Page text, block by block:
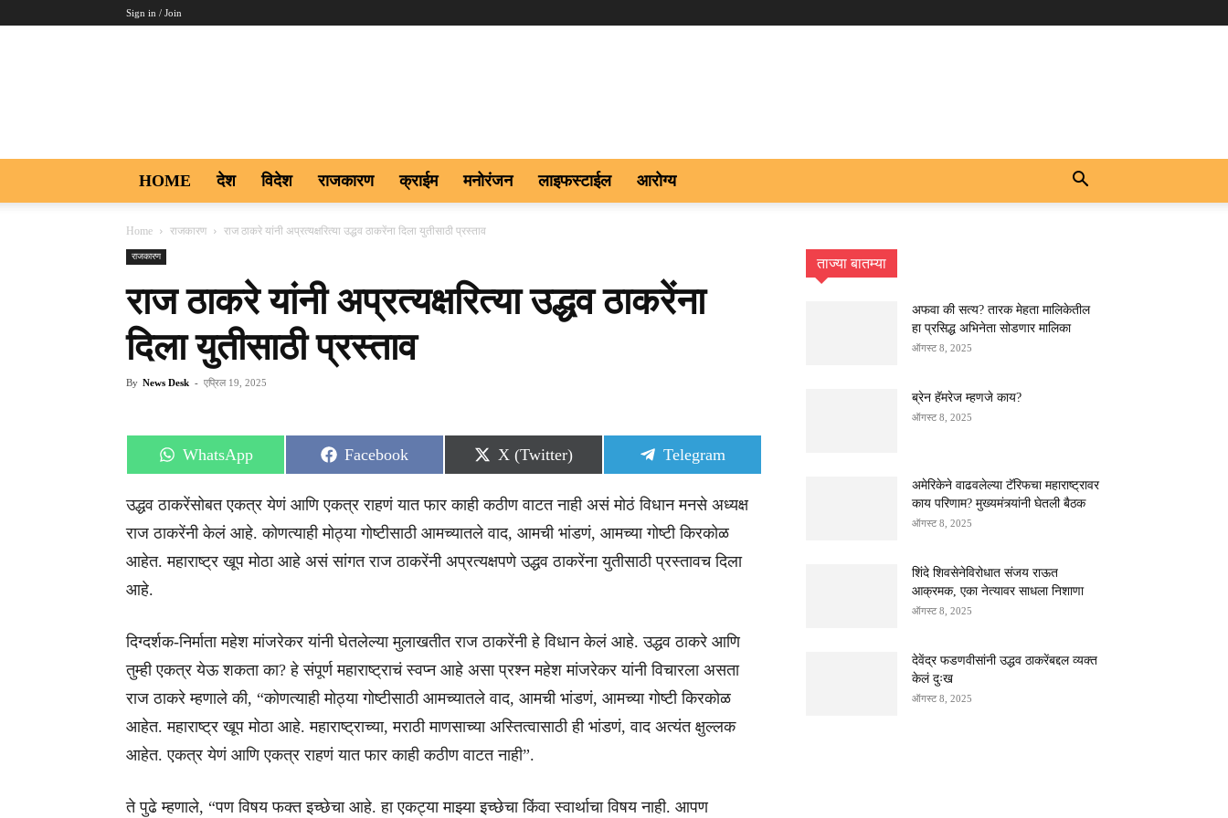
Sign in / Join
HOME देश विदेश राजकारण क्राईम मनोरंजन लाइफस्टाईल आरोग्य
Home राजकारण राज ठाकरे यांनी अप्रत्यक्षरित्या उद्धव ठाकरेंना दिला युतीसाठी प्रस्ताव
राजकारण
राज ठाकरे यांनी अप्रत्यक्षरित्या उद्धव ठाकरेंना
दिला युतीसाठी प्रस्ताव
By News Desk - एप्रिल 19, 2025
Share
on
WhatsApp
Share
on
Facebook
Share
on
X (Twitter)
Share
on
Telegram
उद्धव ठाकरेंसोबत एकत्र येणं आणि एकत्र राहणं यात फार काही कठीण वाटत नाही असं मोठं विधान मनसे अध्यक्ष
राज ठाकरेंनी केलं आहे. कोणत्याही मोठ्या गोष्टीसाठी आमच्यातले वाद, आमची भांडणं, आमच्या गोष्टी किरकोळ
आहेत. महाराष्ट्र खूप मोठा आहे असं सांगत राज ठाकरेंनी अप्रत्यक्षपणे उद्धव ठाकरेंना युतीसाठी प्रस्तावच दिला
आहे.
दिग्दर्शक-निर्माता महेश मांजरेकर यांनी घेतलेल्या मुलाखतीत राज ठाकरेंनी हे विधान केलं आहे. उद्धव ठाकरे आणि
तुम्ही एकत्र येऊ शकता का? हे संपूर्ण महाराष्ट्राचं स्वप्न आहे असा प्रश्न महेश मांजरेकर यांनी विचारला असता
राज ठाकरे म्हणाले की, “कोणत्याही मोठ्या गोष्टीसाठी आमच्यातले वाद, आमची भांडणं, आमच्या गोष्टी किरकोळ
आहेत. महाराष्ट्र खूप मोठा आहे. महाराष्ट्राच्या, मराठी माणसाच्या अस्तित्वासाठी ही भांडणं, वाद अत्यंत क्षुल्लक
आहेत. एकत्र येणं आणि एकत्र राहणं यात फार काही कठीण वाटत नाही”.
ते पुढे म्हणाले, “पण विषय फक्त इच्छेचा आहे. हा एकट्या माझ्या इच्छेचा किंवा स्वार्थाचा विषय नाही. आपण
ताज्या बातम्या
अफवा की सत्य? तारक मेहता मालिकेतील
हा प्रसिद्ध अभिनेता सोडणार मालिका
ऑगस्ट 8, 2025
ब्रेन हॅमरेज म्हणजे काय?
ऑगस्ट 8, 2025
अमेरिकेने वाढवलेल्या टॅरिफचा महाराष्ट्रावर
काय परिणाम? मुख्यमंत्र्यांनी घेतली बैठक
ऑगस्ट 8, 2025
शिंदे शिवसेनेविरोधात संजय राऊत
आक्रमक, एका नेत्यावर साधला निशाणा
ऑगस्ट 8, 2025
देवेंद्र फडणवीसांनी उद्धव ठाकरेंबद्दल व्यक्त
केलं दुःख
ऑगस्ट 8, 2025